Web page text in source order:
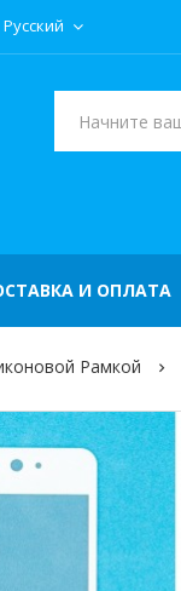
Русский
И ОПЛАТА
Рамкой